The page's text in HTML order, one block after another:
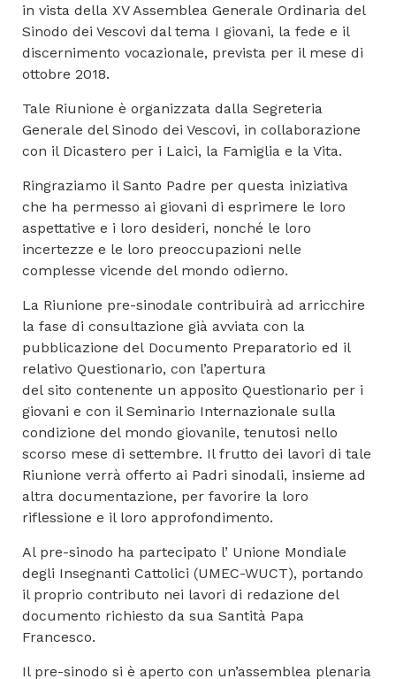
in vista della XV Assemblea Generale Ordinaria del
Sinodo dei Vescovi dal tema I giovani, la fede e il
discernimento vocazionale, prevista per il mese di
ottobre 2018.
Tale Riunione è organizzata dalla Segreteria
Generale del Sinodo dei Vescovi, in collaborazione
con il Dicastero per i Laici, la Famiglia e la Vita.
Ringraziamo il Santo Padre per questa iniziativa
che ha permesso ai giovani di esprimere le loro
aspettative e i loro desideri, nonché le loro
incertezze e le loro preoccupazioni nelle
complesse vicende del mondo odierno.
La Riunione pre-sinodale contribuirà ad arricchire
la fase di consultazione già avviata con la
pubblicazione del Documento Preparatorio ed il
relativo Questionario, con l’apertura
del sito contenente un apposito Questionario per i
giovani e con il Seminario Internazionale sulla
condizione del mondo giovanile, tenutosi nello
scorso mese di settembre. Il frutto dei lavori di tale
Riunione verrà offerto ai Padri sinodali, insieme ad
altra documentazione, per favorire la loro
riflessione e il loro approfondimento.
Al pre-sinodo ha partecipato l’ Unione Mondiale
degli Insegnanti Cattolici (UMEC-WUCT), portando
il proprio contributo nei lavori di redazione del
documento richiesto da sua Santità Papa
Francesco.
Il pre-sinodo si è aperto con un’assemblea plenaria